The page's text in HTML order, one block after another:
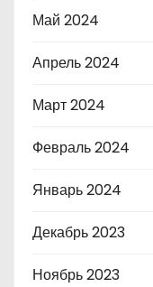
Май 2024
Апрель 2024
Март 2024
Февраль 2024
Январь 2024
Декабрь 2023
Ноябрь 2023